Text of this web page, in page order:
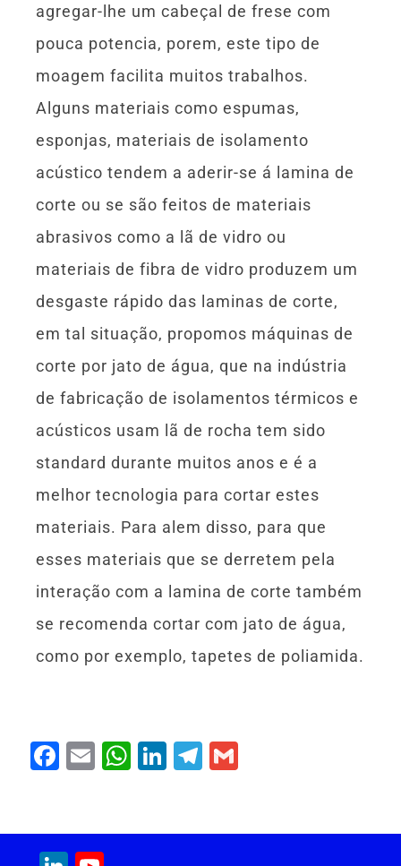
agregar-lhe um cabeçal de frese com
pouca potencia, porem, este tipo de
moagem facilita muitos trabalhos.
Alguns materiais como espumas,
esponjas, materiais de isolamento
acústico tendem a aderir-se á lamina de
corte ou se são feitos de materiais
abrasivos como a lã de vidro ou
materiais de fibra de vidro produzem um
desgaste rápido das laminas de corte,
em tal situação, propomos máquinas de
corte por jato de água, que na indústria
de fabricação de isolamentos térmicos e
acústicos usam lã de rocha tem sido
standard durante muitos anos e é a
melhor tecnologia para cortar estes
materiais. Para alem disso, para que
esses materiais que se derretem pela
interação com a lamina de corte também
se recomenda cortar com jato de água,
como por exemplo, tapetes de poliamida.
F
e
E
l
W
s
Li
e
T
gr l